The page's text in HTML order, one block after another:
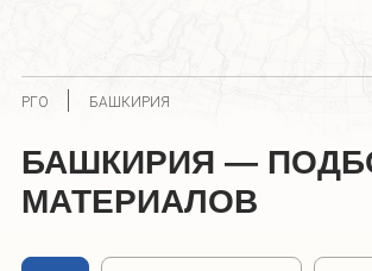
РГО БАШКИРИЯ
БАШКИРИЯ —
МАТЕРИАЛОВ